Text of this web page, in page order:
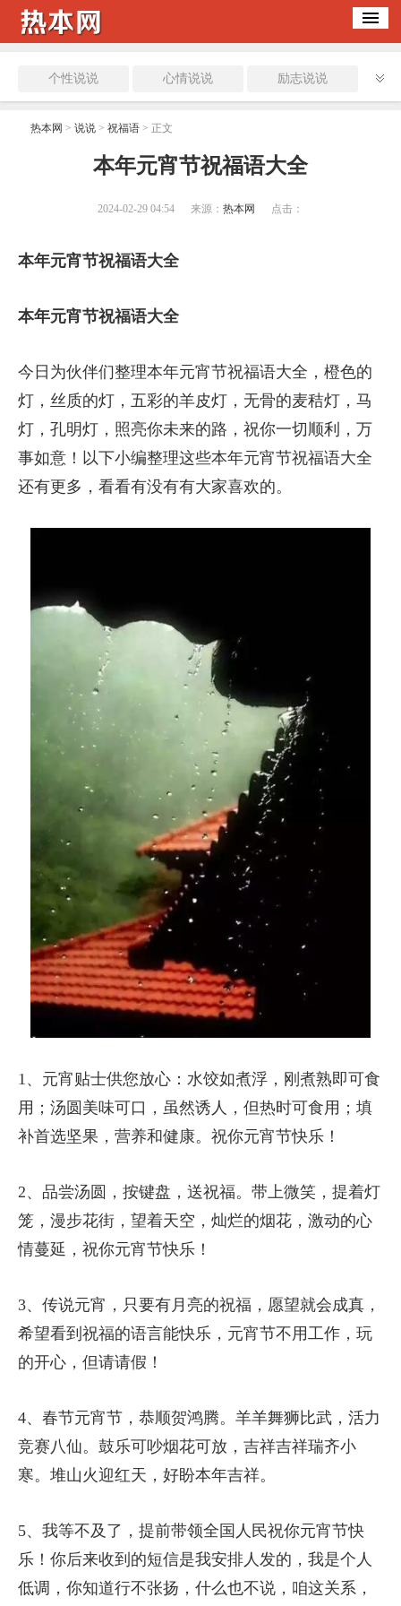
个性说说 心情说说 励志说说
热本网 > 说说> 祝福语> 正文
​本年元宵节祝福语大全
2024-02-29 04:54 来源： 热本网 点击：
本年元宵节祝福语大全
本年元宵节祝福语大全
今日为伙伴们整理本年元宵节祝福语大全，橙色的
灯，丝质的灯，五彩的羊皮灯，无骨的麦秸灯，马
灯，孔明灯，照亮你未来的路，祝你一切顺利，万
事如意！以下小编整理这些本年元宵节祝福语大全
还有更多，看看有没有有大家喜欢的。
1、元宵贴士供您放心：水饺如煮浮，刚煮熟即可食
用；汤圆美味可口，虽然诱人，但热时可食用；填
补首选坚果，营养和健康。祝你元宵节快乐！
2、品尝汤圆，按键盘，送祝福。带上微笑，提着灯
笼，漫步花街，望着天空，灿烂的烟花，激动的心
情蔓延，祝你元宵节快乐！
3、传说元宵，只要有月亮的祝福，愿望就会成真，
希望看到祝福的语言能快乐，元宵节不用工作，玩
的开心，但请请假！
4、春节元宵节，恭顺贺鸿腾。羊羊舞狮比武，活力
竞赛八仙。鼓乐可吵烟花可放，吉祥吉祥瑞齐小
寒。堆山火迎红天，好盼本年吉祥。
5、我等不及了，提前带领全国人民祝你元宵节快
乐！你后来收到的短信是我安排人发的，我是个人
低调，你知道行不张扬，什么也不说，咱这关系，